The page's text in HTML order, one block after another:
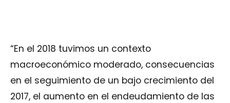
“En el 2018 tuvimos un contexto
macroeconómico moderado, consecuencias
en el seguimiento de un bajo crecimiento del
2017, el aumento en el endeudamiento de las